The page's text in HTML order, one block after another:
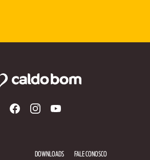
DOWNLOADS FALE CONOSCO